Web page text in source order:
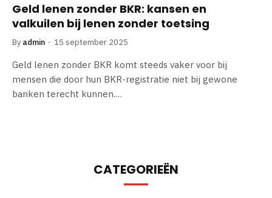
Geld lenen zonder BKR: kansen en
valkuilen bij lenen zonder toetsing
By admin 15 september 2025
Geld lenen zonder BKR komt steeds vaker voor bij
mensen die door hun BKR-registratie niet bij gewone
banken terecht kunnen.…
CATEGORIEËN